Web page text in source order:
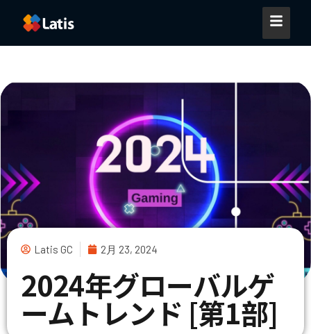
Latis GC 2月 23, 2024
2024年グローバルゲ
ームトレンド [第1部]